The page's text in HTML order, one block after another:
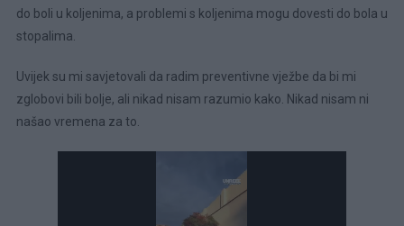
do boli u koljenima, a problemi s koljenima mogu dovesti do bola u
stopalima.
Uvijek su mi savjetovali da radim preventivne vježbe da bi mi
zglobovi bili bolje, ali nikad nisam razumio kako. Nikad nisam ni
našao vremena za to.